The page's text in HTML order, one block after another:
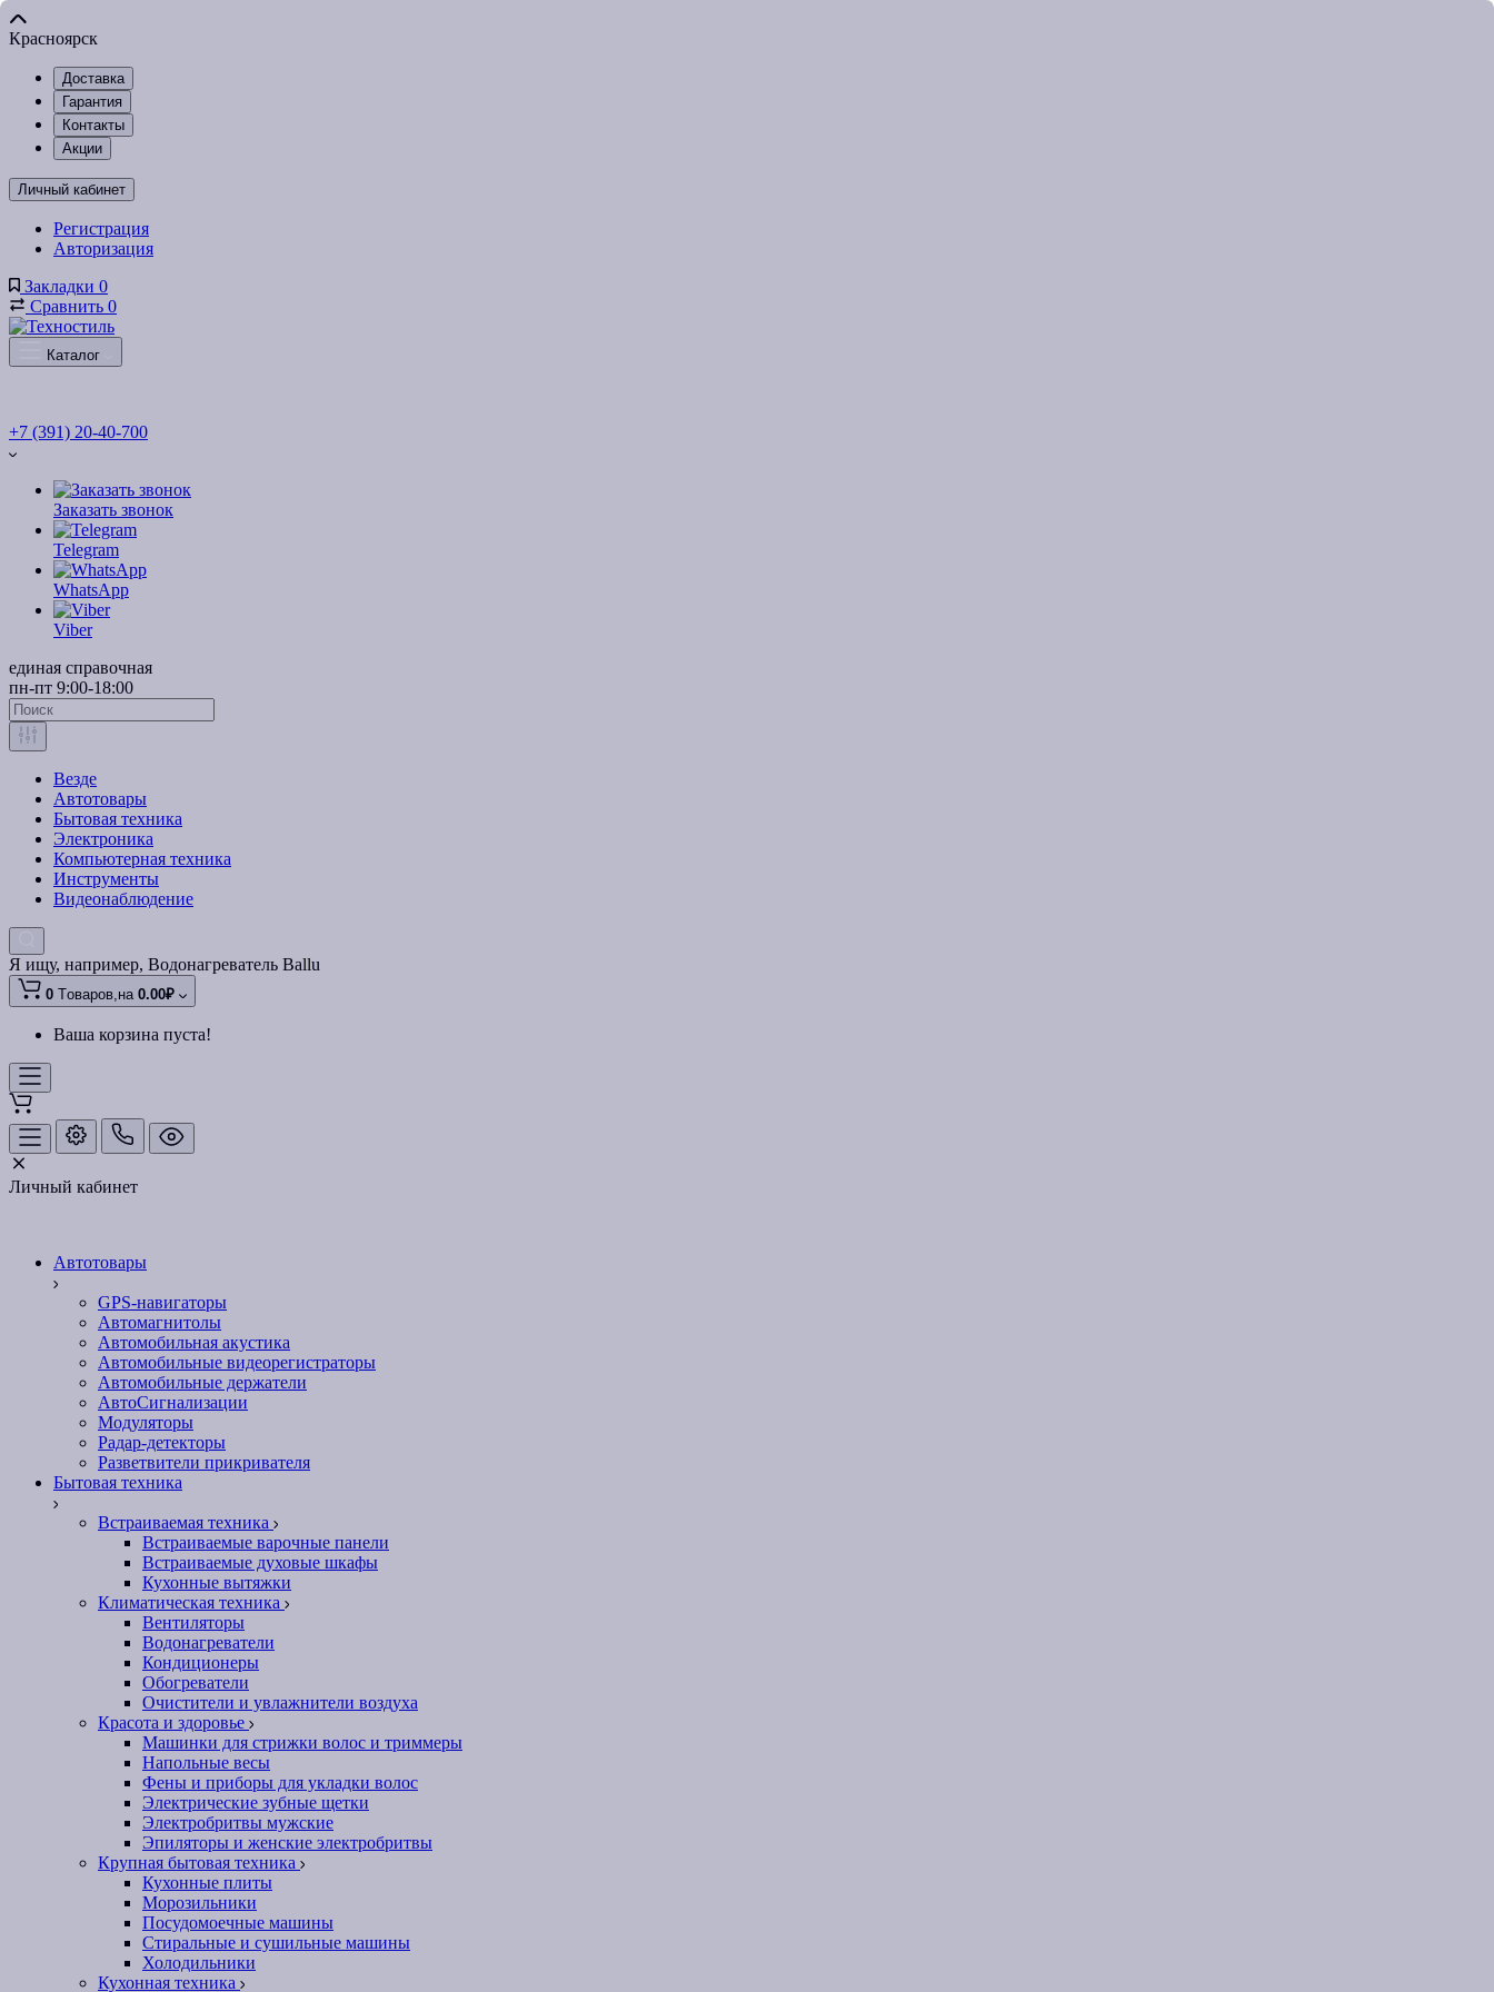
Красноярск
Доставка
Гарантия
Контакты
Акции
Личный кабинет
Регистрация
Авторизация
Закладки 0
Сравнить 0
Каталог
+7 (391) 20-40-700
Заказать звонок
Telegram
WhatsApp
Viber
единая справочная
пн-пт 9:00-18:00
Везде
Автотовары
Бытовая техника
Электроника
Компьютерная техника
Инструменты
Видеонаблюдение
Я ищу, например, Водонагреватель Ballu
0 Tоваров,на 0.00₽
Ваша корзина пуста!
Личный кабинет
Автотовары
GPS-навигаторы
Автомагнитолы
Автомобильная акустика
Автомобильные видеорегистраторы
Автомобильные держатели
АвтоСигнализации
Модуляторы
Радар-детекторы
Разветвители прикривателя
Бытовая техника
Встраиваемая техника
Встраиваемые варочные панели
Встраиваемые духовые шкафы
Кухонные вытяжки
Климатическая техника
Вентиляторы
Водонагреватели
Кондиционеры
Обогреватели
Очистители и увлажнители воздуха
Красота и здоровье
Машинки для стрижки волос и триммеры
Напольные весы
Фены и приборы для укладки волос
Электрические зубные щетки
Электробритвы мужские
Эпиляторы и женские электробритвы
Крупная бытовая техника
Кухонные плиты
Морозильники
Посудомоечные машины
Стиральные и сушильные машины
Холодильники
Кухонная техника